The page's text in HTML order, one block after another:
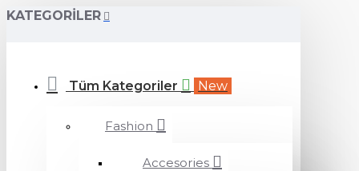
KATEGORILER
Tüm Kategoriler New
Fashion
Accesories